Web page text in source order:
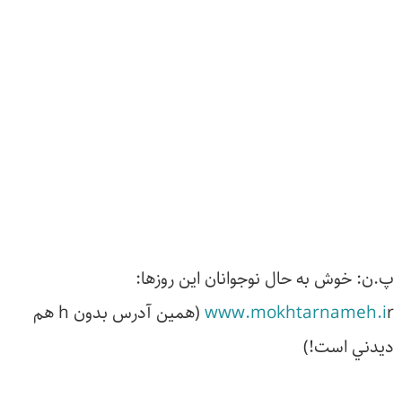
خوش به حال نوجوانان اين روزها:
www.mokhtarnameh.i
r (همين آدرس بدون h هم
است!)